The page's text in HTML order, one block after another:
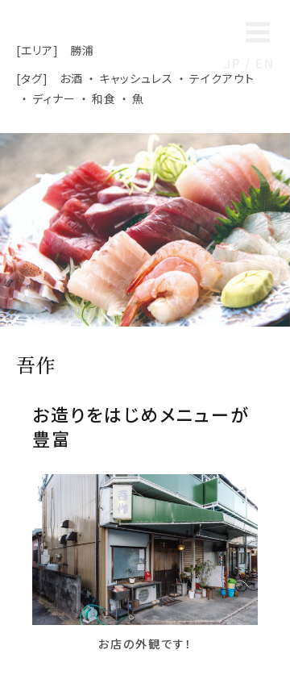
[エリア]
勝浦
[タグ]
お酒 キャッシュレス
テイクアウト
ディナー
和食 魚
吾作
お造りをはじめメニューが
豊富
お店の外観です！